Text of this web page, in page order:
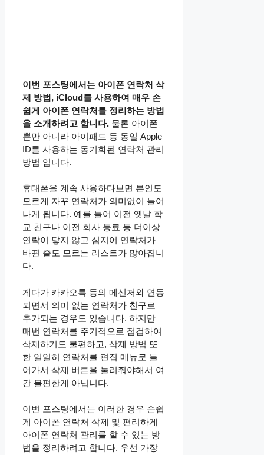
이번 포스팅에서는 아이폰 연락처 삭
제 방법, iCloud를 사용하여 매우 손
쉽게 아이폰 연락처를 정리하는 방법
을 소개하려고 합니다. 물론 아이폰
뿐만 아니라 아이패드 등 동일 Apple
ID를 사용하는 동기화된 연락처 관리
방법 입니다.
휴대폰을 계속 사용하다보면 본인도
모르게 자꾸 연락처가 의미없이 늘어
나게 됩니다. 예를 들어 이전 옛날 학
교 친구나 이전 회사 동료 등 더이상
연락이 닿지 않고 심지어 연락처가
바뀐 줄도 모르는 리스트가 많아집니
다.
게다가 카카오톡 등의 메신저와 연동
되면서 의미 없는 연락처가 친구로
추가되는 경우도 있습니다. 하지만
매번 연락처를 주기적으로 점검하여
삭제하기도 불편하고, 삭제 방법 또
한 일일히 연락처를 편집 메뉴로 들
어가서 삭제 버튼을 눌러줘야해서 여
간 불편한게 아닙니다.
이번 포스팅에서는 이러한 경우 손쉽
게 아이폰 연락처 삭제 및 편리하게
아이폰 연락처 관리를 할 수 있는 방
법을 정리하려고 합니다. 우선 가장